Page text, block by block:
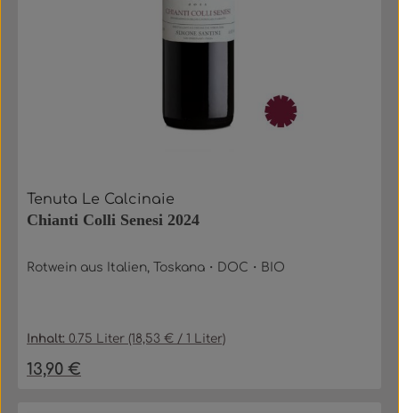
Tenuta Le Calcinaie
Chianti Colli Senesi 2024
Rotwein aus Italien, Toskana・DOC・BIO
Inhalt:0.75 Liter (18,53 € / 1 Liter)
Regulärer Preis:
13,90 €